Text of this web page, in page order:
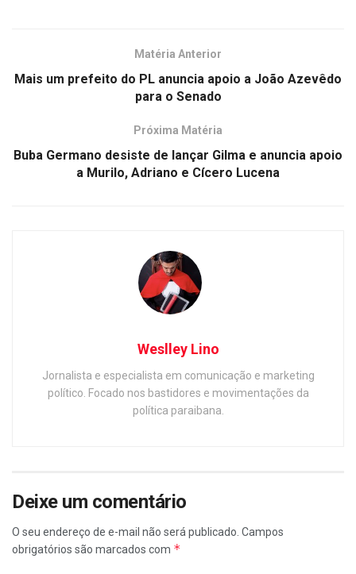
Matéria Anterior
Mais um prefeito do PL anuncia apoio a João Azevêdo
para o Senado
Próxima Matéria
Buba Germano desiste de lançar Gilma e anuncia apoio
a Murilo, Adriano e Cícero Lucena
Weslley Lino
Jornalista e especialista em comunicação e marketing
político. Focado nos bastidores e movimentações da
política paraibana.
Deixe um comentário
O seu endereço de e-mail não será publicado. Campos
obrigatórios são marcados com *